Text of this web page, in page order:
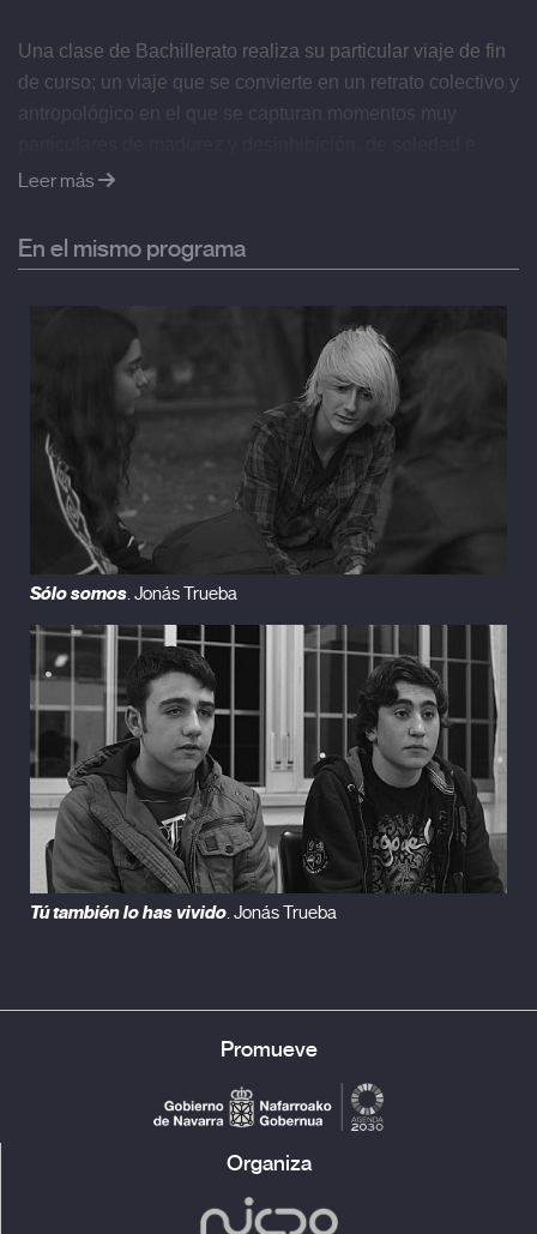
Una clase de Bachillerato realiza su particular viaje de fin
de curso; un viaje que se convierte en un retrato colectivo y
antropológico en el que se capturan momentos muy
integración, de amor y crueldad.
Leer más
En el mismo programa
Sólo somos. Jonás Trueba
Tú también lo has vivido. Jonás Trueba
Promueve
Organiza